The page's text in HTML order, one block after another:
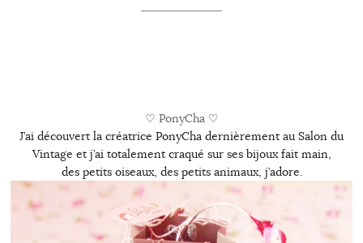
♡ PonyCha♡
J’ai découvert la créatrice PonyCha dernièrement au Salon du
Vintage et j’ai totalement craqué sur ses bijoux fait main,
des petits oiseaux, des petits animaux, j’adore.